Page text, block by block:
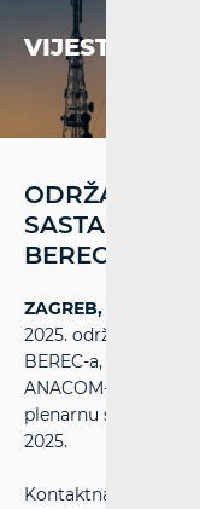
VIJESTI
ODRŽAN
SASTANAK
BEREC-A
ZAGREB, 16. svibnja
2025. održan drugi
BEREC-a, u
ANACOM-a.
plenarnu sjednicu
2025.
Kontaktna mreža